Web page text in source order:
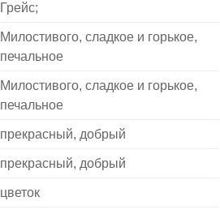
Грейс;
Милостивого, сладкое и горькое,
печальное
Милостивого, сладкое и горькое,
печальное
прекрасный, добрый
прекрасный, добрый
цветок